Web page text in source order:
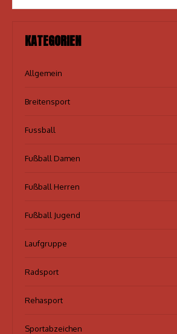
KATEGORIEN
Allgemein
Breitensport
Fussball
Fußball Damen
Fußball Herren
Fußball Jugend
Laufgruppe
Radsport
Rehasport
Sportabzeichen